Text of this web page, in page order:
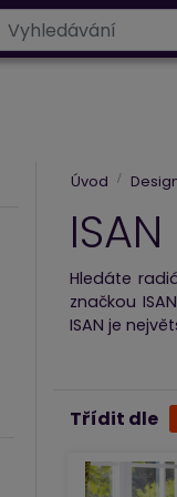
Úvod
ISAN
Hledáte
značkou
ISAN je
Hlavním
příznivce si
Společnost
je pro
Třídit dle